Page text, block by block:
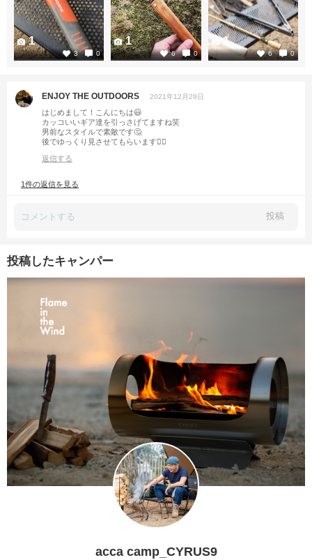
3 0
1
6 0
1
6 0
1
ENJOY THE OUTDOORS 2021年12月29日
はじめまして！こんにちは😃
カッコいいギア達を引っさげてますね笑
男前なスタイルで素敵です🤔
後でゆっくり見させてもらいます👍🏼
返信する
1件の返信を見る
投稿
投稿したキャンパー
acca camp_CYRUS9